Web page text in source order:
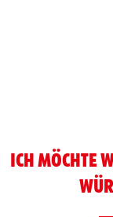
ICH MÖCHTE